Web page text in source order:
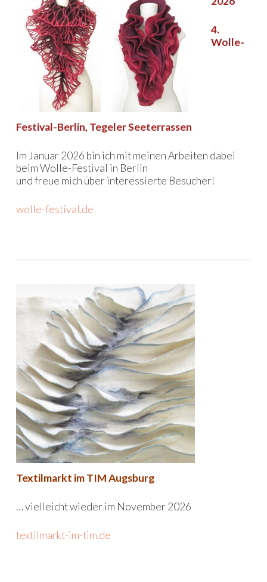
4.
Wolle-
Festival-Berlin, Tegeler Seeterrassen
Im Januar 2026 bin ich mit meinen Arbeiten dabei
beim Wolle-Festival in Berlin
und freue mich über interessierte Besucher!
wolle-festival.de
Textilmarkt im TIM Augsburg
… vielleicht wieder im November 2026
textilmarkt-im-tim.de